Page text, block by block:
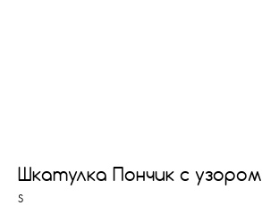
Шкатулка Пончик с узором
S